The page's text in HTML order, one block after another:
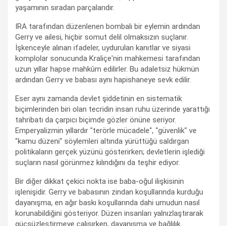
yaşamının sıradan parçalarıdır.
IRA tarafından düzenlenen bombalı bir eylemin ardından
Gerry ve ailesi, hiçbir somut delil olmaksızın suçlanır.
İşkenceyle alınan ifadeler, uydurulan kanıtlar ve siyasi
komplolar sonucunda Kraliçe'nin mahkemesi tarafından
uzun yıllar hapse mahkûm edilirler. Bu adaletsiz hükmün
ardından Gerry ve babası aynı hapishaneye sevk edilir.
Eser aynı zamanda devlet şiddetinin en sistematik
biçimlerinden biri olan tecridin insan ruhu üzerinde yarattığı
tahribatı da çarpıcı biçimde gözler önüne seriyor.
Emperyalizmin yıllardır "terörle mücadele", "güvenlik" ve
"kamu düzeni" söylemleri altında yürüttüğü saldırgan
politikaların gerçek yüzünü gösterirken; devletlerin işlediği
suçların nasıl görünmez kılındığını da teşhir ediyor.
Bir diğer dikkat çekici nokta ise baba-oğul ilişkisinin
işlenişidir. Gerry ve babasının zindan koşullarında kurduğu
dayanışma, en ağır baskı koşullarında dahi umudun nasıl
korunabildiğini gösteriyor. Düzen insanları yalnızlaştırarak
güçsüzleştirmeye çalışırken, dayanışma ve bağlılık